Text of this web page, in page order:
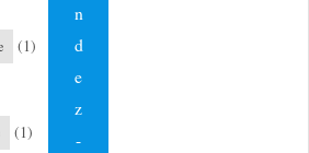
(1)
(1)
n
d
e
z
-